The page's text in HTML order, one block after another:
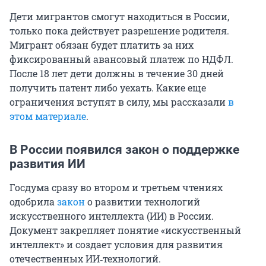
Дети мигрантов смогут находиться в России,
только пока действует разрешение родителя.
Мигрант обязан будет платить за них
фиксированный авансовый платеж по НДФЛ.
После 18 лет дети должны в течение 30 дней
получить патент либо уехать. Какие еще
ограничения вступят в силу, мы рассказалив
этом материале.
В России появился закон о поддержке
развития ИИ
Госдума сразу во втором и третьем чтениях
одобрилазаконо развитии технологий
искусственного интеллекта (ИИ) в России.
Документ закрепляет понятие «искусственный
интеллект» и создает условия для развития
отечественных ИИ‑технологий.